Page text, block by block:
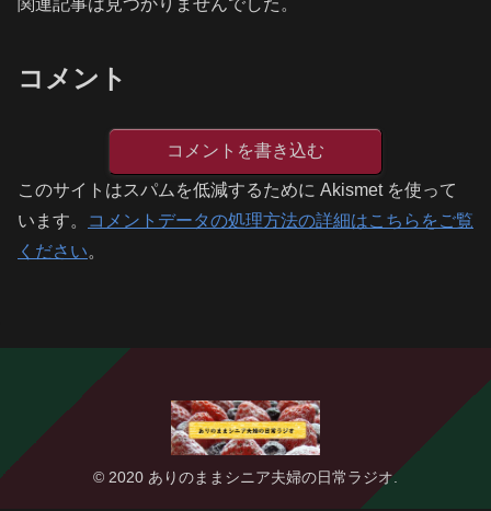
コメント
コメントを書き込む
このサイトはスパムを低減するために Akismet を使って
います。
コメントデータの処理方法の詳細はこちらをご覧
ください。
© 2020 ありのままシニア夫婦の日常ラジオ.